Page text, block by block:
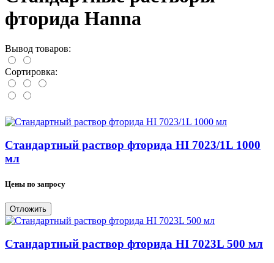
фторида Hanna
Вывод товаров:
Сортировка:
Стандартный раствор фторида HI 7023/1L 1000
мл
Цены по запросу
Отложить
Стандартный раствор фторида HI 7023L 500 мл